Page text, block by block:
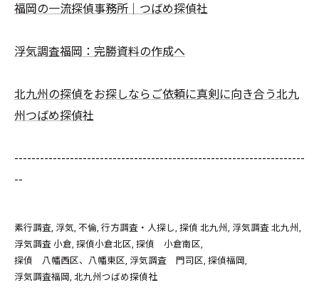
福岡の一流探偵事務所｜つばめ探偵社
浮気調査福岡：完勝資料の作成へ
北九州の探偵をお探しならご依頼に真剣に向き合う北九
州つばめ探偵社
--------------------------------------------------------------------
--
素行調査 浮気 不倫 行方調査・人探し 探偵 北九州
浮気調査 北九州
浮気調査 小倉 探偵小倉北区 探偵 小倉南区
探偵 八幡西区、八幡東区 浮気調査 門司区 探偵福岡
浮気調査福岡 北九州つばめ探偵社